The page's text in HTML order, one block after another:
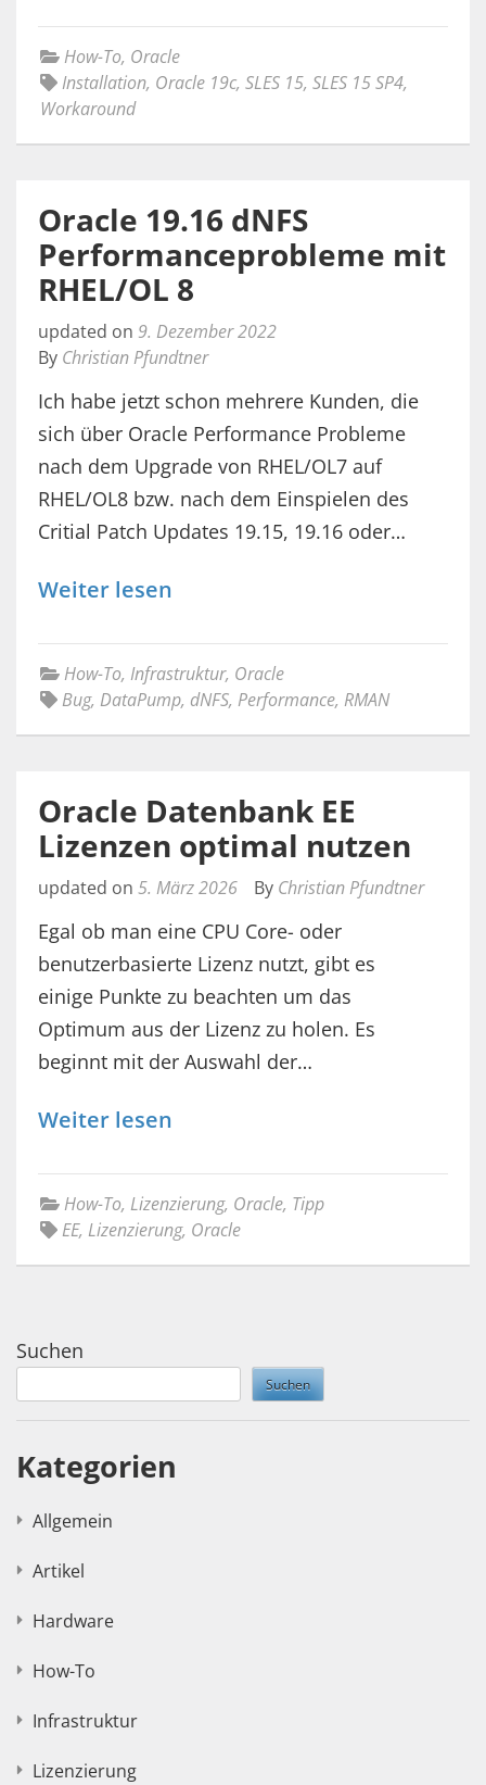
How-To, Oracle
Installation, Oracle 19c, SLES 15, SLES 15 SP4,
Workaround
Oracle 19.16 dNFS
Performanceprobleme mit
RHEL/OL 8
updated on 9. Dezember 2022
By Christian Pfundtner
Ich habe jetzt schon mehrere Kunden, die
sich über Oracle Performance Probleme
nach dem Upgrade von RHEL/OL7 auf
RHEL/OL8 bzw. nach dem Einspielen des
Critial Patch Updates 19.15, 19.16 oder…
Weiter lesen
How-To, Infrastruktur, Oracle
Bug, DataPump, dNFS, Performance, RMAN
Oracle Datenbank EE
Lizenzen optimal nutzen
updated on 5. März 2026 By Christian Pfundtner
Egal ob man eine CPU Core- oder
benutzerbasierte Lizenz nutzt, gibt es
einige Punkte zu beachten um das
Optimum aus der Lizenz zu holen. Es
beginnt mit der Auswahl der…
Weiter lesen
How-To, Lizenzierung, Oracle, Tipp
EE, Lizenzierung, Oracle
Suchen
Suchen
Kategorien
Allgemein
Artikel
Hardware
How-To
Infrastruktur
Lizenzierung